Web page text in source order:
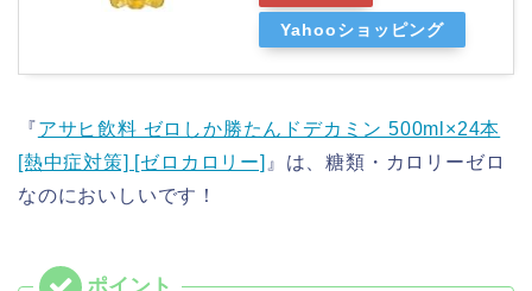
Yahooショッピング
『アサヒ飲料 ゼロしか勝たんドデカミン 500ml×24本
[熱中症対策] [ゼロカロリー] 』は、糖類・カロリーゼロ
なのにおいしいです！